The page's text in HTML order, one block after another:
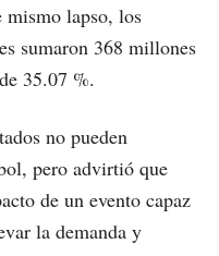
mismo lapso, los
sumaron 368 millones
35.07 %.
no pueden
pero advirtió que
de un evento capaz
la demanda y